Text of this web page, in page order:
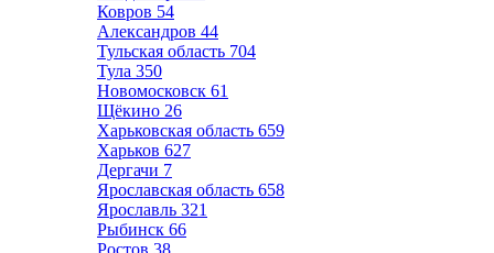
Ковров 54
Александров 44
Тульская область 704
Тула 350
Новомосковск 61
Щёкино 26
Харьковская область 659
Харьков 627
Дергачи 7
Ярославская область 658
Ярославль 321
Рыбинск 66
Ростов 38